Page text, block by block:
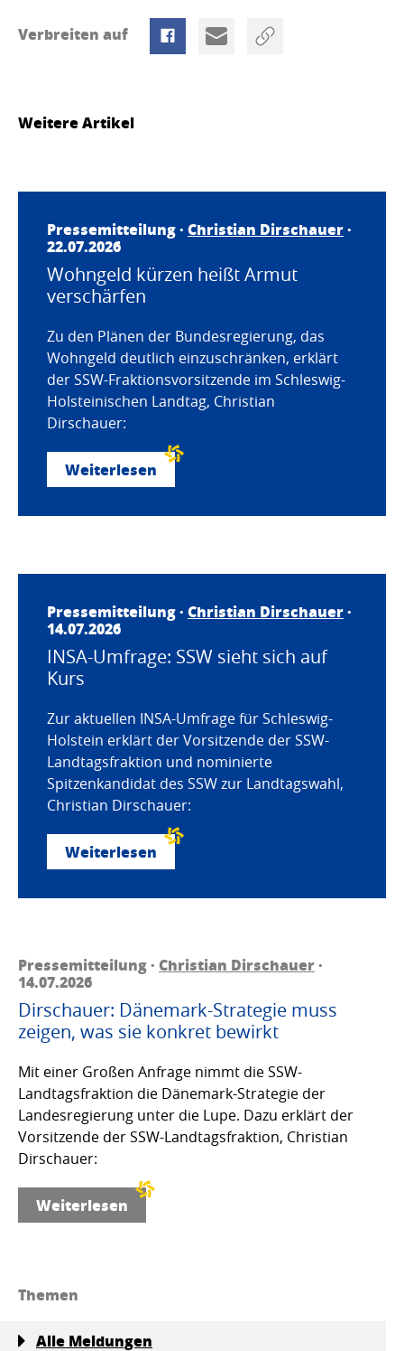
Verbreiten auf
Weitere Artikel
Pressemitteilung · Christian Dirschauer·
22.07.2026
Wohngeld kürzen heißt Armut
verschärfen
Zu den Plänen der Bundesregierung, das
Wohngeld deutlich einzuschränken, erklärt
der SSW-Fraktionsvorsitzende im Schleswig-
Holsteinischen Landtag, Christian
Dirschauer:
Weiterlesen
Pressemitteilung · Christian Dirschauer·
14.07.2026
INSA-Umfrage: SSW sieht sich auf
Kurs
Zur aktuellen INSA-Umfrage für Schleswig-
Holstein erklärt der Vorsitzende der SSW-
Landtagsfraktion und nominierte
Spitzenkandidat des SSW zur Landtagswahl,
Christian Dirschauer:
Weiterlesen
Pressemitteilung · Christian Dirschauer·
14.07.2026
Dirschauer: Dänemark-Strategie muss
zeigen, was sie konkret bewirkt
Mit einer Großen Anfrage nimmt die SSW-
Landtagsfraktion die Dänemark-Strategie der
Landesregierung unter die Lupe. Dazu erklärt der
Vorsitzende der SSW-Landtagsfraktion, Christian
Dirschauer:
Weiterlesen
Themen
Alle Meldungen